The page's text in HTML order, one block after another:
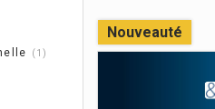
1
Nouveauté